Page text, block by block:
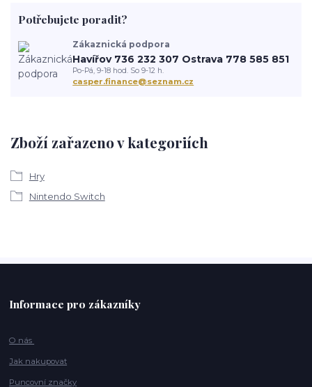
Zboží zařazeno v kategoriích
Hry
Nintendo Switch
Potřebujete poradit?
Zákaznická podpora
Havířov 736 232 307 Ostrava 778 585 851
Po-Pá, 9-18 hod. So 9-12 h.
casper.finance@seznam.cz
Informace pro zákazníky
O nás
Jak nakupovat
Puncovní značky